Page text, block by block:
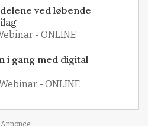
ved løbende
- ONLINE
i gang med digital
- ONLINE
Annonce